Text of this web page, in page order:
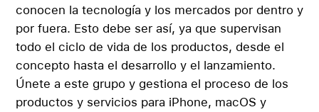
conocen la tecnología y los mercados por dentro y
por fuera. Esto debe ser así, ya que supervisan
todo el ciclo de vida de los productos, desde el
concepto hasta el desarrollo y el lanzamiento.
Únete a este grupo y gestiona el proceso de los
productos y servicios para iPhone, macOS y